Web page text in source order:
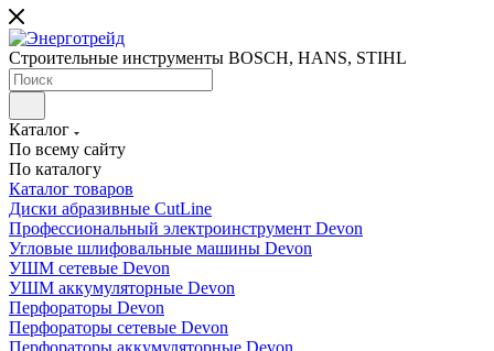
Строительные инструменты BOSCH, HANS, STIHL
Каталог
По всему сайту
По каталогу
Каталог товаров
Диски абразивные CutLine
Профессиональный электроинструмент Devon
Угловые шлифовальные машины Devon
УШМ сетевые Devon
УШМ аккумуляторные Devon
Перфораторы Devon
Перфораторы сетевые Devon
Перфораторы аккумуляторные Devon